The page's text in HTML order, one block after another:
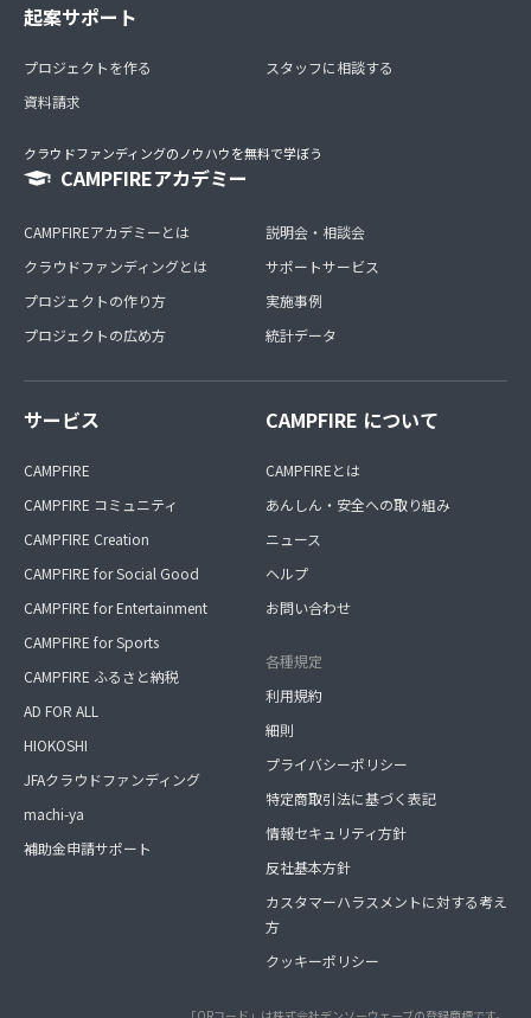
起案サポート
プロジェクトを作る
資料請求
スタッフに相談する
クラウドファンディングのノウハウを無料で学ぼう
CAMPFIREアカデミー
CAMPFIREアカデミーとは
クラウドファンディングとは
プロジェクトの作り方
プロジェクトの広め方
説明会・相談会
サポートサービス
実施事例
統計データ
サービス
CAMPFIRE
CAMPFIRE コミュニティ
CAMPFIRE Creation
CAMPFIRE for Social Good
CAMPFIRE for Entertainment
CAMPFIRE for Sports
CAMPFIRE ふるさと納税
AD FOR ALL
HIOKOSHI
JFAクラウドファンディング
machi-ya
補助金申請サポート
CAMPFIRE について
CAMPFIREとは
あんしん・安全への取り組み
ニュース
ヘルプ
お問い合わせ
各種規定
利用規約
細則
プライバシーポリシー
特定商取引法に基づく表記
情報セキュリティ方針
反社基本方針
カスタマーハラスメントに対する考え
方
クッキーポリシー